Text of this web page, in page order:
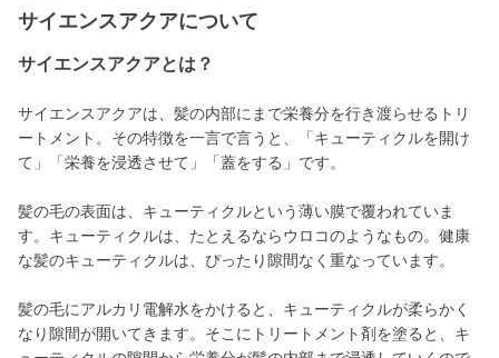
サイエンスアクアについて
サイエンスアクアとは？
サイエンスアクアは、髪の内部にまで栄養分を行き渡らせるトリ
ートメント。その特徴を一言で言うと、「キューティクルを開け
て」「栄養を浸透させて」「蓋をする」です。
髪の毛の表面は、キューティクルという薄い膜で覆われていま
す。キューティクルは、たとえるならウロコのようなもの。健康
な髪のキューティクルは、ぴったり隙間なく重なっています。
髪の毛にアルカリ電解水をかけると、キューティクルが柔らかく
なり隙間が開いてきます。そこにトリートメント剤を塗ると、キ